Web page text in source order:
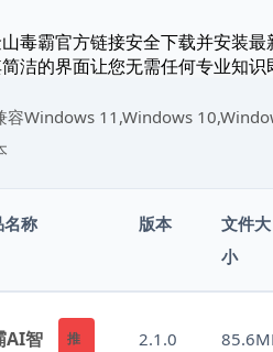
毒霸官方链接安全下载并安装
洁的界面让您无需任何专业知识
容Windows 11,Windows
称 版本
文件大
小
AI智
推
2.1.0